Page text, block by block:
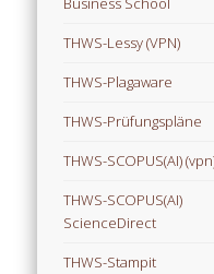
THWS-Lessy (VPN)
THWS-Plagaware
THWS-Prüfungspläne
THWS-SCOPUS(AI)
THWS-SCOPUS(AI)
ScienceDirect
THWS-Stampit